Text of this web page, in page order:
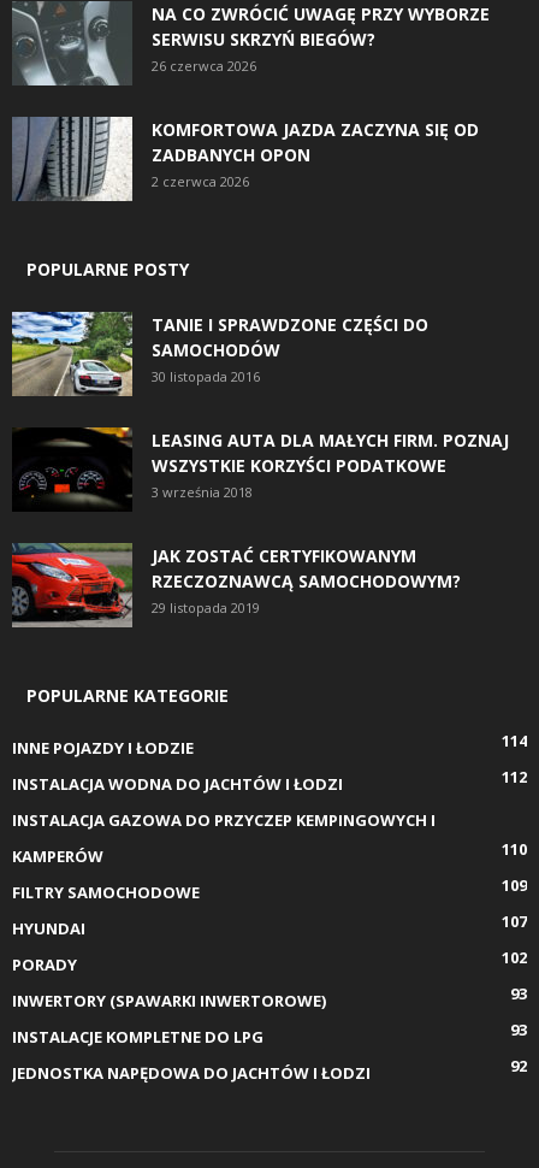
NA CO ZWRÓCIĆ UWAGĘ PRZY WYBORZE
SERWISU SKRZYŃ BIEGÓW?
26 czerwca 2026
KOMFORTOWA JAZDA ZACZYNA SIĘ OD
ZADBANYCH OPON
2 czerwca 2026
POPULARNE POSTY
TANIE I SPRAWDZONE CZĘŚCI DO
SAMOCHODÓW
30 listopada 2016
LEASING AUTA DLA MAŁYCH FIRM. POZNAJ
WSZYSTKIE KORZYŚCI PODATKOWE
3 września 2018
JAK ZOSTAĆ CERTYFIKOWANYM
RZECZOZNAWCĄ SAMOCHODOWYM?
29 listopada 2019
POPULARNE KATEGORIE
INNE POJAZDY I ŁODZIE
114
INSTALACJA WODNA DO JACHTÓW I ŁODZI
112
INSTALACJA GAZOWA DO PRZYCZEP KEMPINGOWYCH I
KAMPERÓW
110
FILTRY SAMOCHODOWE
109
HYUNDAI
107
PORADY
102
INWERTORY (SPAWARKI INWERTOROWE)
93
INSTALACJE KOMPLETNE DO LPG
93
JEDNOSTKA NAPĘDOWA DO JACHTÓW I ŁODZI
92